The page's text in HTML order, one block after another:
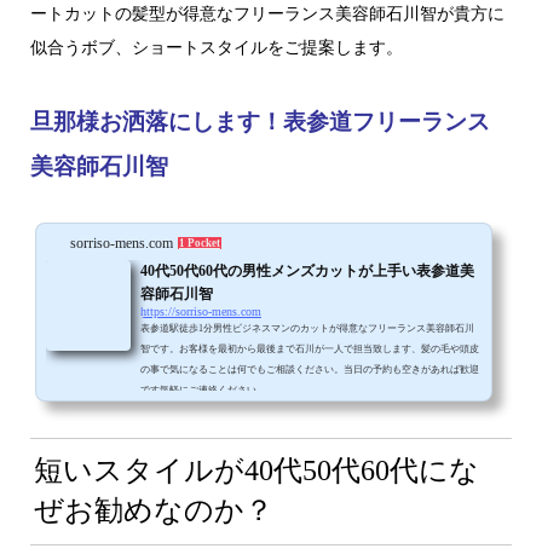
ートカットの髪型が得意なフリーランス美容師石川智が貴方に
似合うボブ、ショートスタイルをご提案します。
旦那様お洒落にします！表参道フリーランス
美容師石川智
sorriso-mens.com 1 Pocket
40代50代60代の男性メンズカットが上手い表参道美
容師石川智
https://sorriso-mens.com
表参道駅徒歩1分男性ビジネスマンのカットが得意なフリーランス美容師石川
智です。お客様を最初から最後まで石川が一人で担当致します、髪の毛や頭皮
の事で気になることは何でもご相談ください。当日の予約も空きがあれば歓迎
です気軽にご連絡ください。
短いスタイルが40代50代60代にな
ぜお勧めなのか？